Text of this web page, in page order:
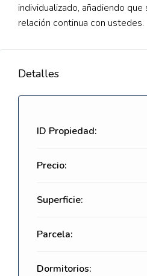
individualizado, añadiendo
relación continua con ustedes.
Detalles
ID Propiedad:
Precio:
Superficie:
Parcela:
Dormitorios: